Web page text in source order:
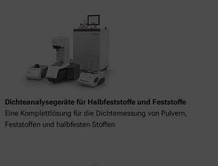
Dichteanalysegeräte für Halbfeststoffe und Feststoffe
Eine Komplettlösung für die Dichtemessung von Pulvern,
Feststoffen und halbfesten Stoffen